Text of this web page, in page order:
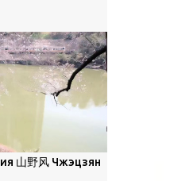
В данном
к
от
и высоты
наиболее
света 15°
солнечной
и галереи, он
вдохновлен
великих
Брайан
картины
"Такаюки
классическую
山野风 Чжэцзян